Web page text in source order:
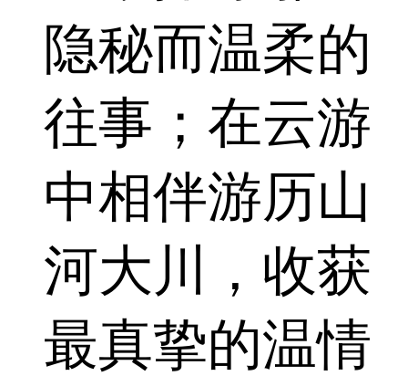
隐秘而温柔的
往事；在云游
中相伴游历山
河大川，收获
最真挚的温情